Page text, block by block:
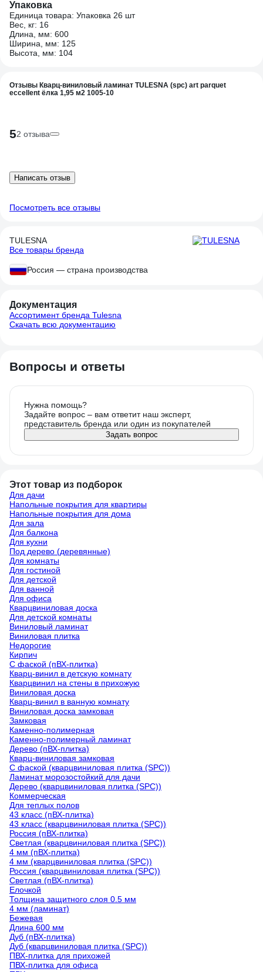
Упаковка
Единица товара: Упаковка 26 шт
Вес, кг: 16
Длина, мм: 600
Ширина, мм: 125
Высота, мм: 104
Отзывы Кварц-виниловый ламинат TULESNA (spc) art parquet
eccellent ёлка 1,95 м2 1005-10
52 отзыва
Написать отзыв
Посмотреть все отзывы
TULESNA
Все товары бренда
Россия — страна производства
Документация
Ассортимент бренда Tulesna
Скачать всю документацию
Вопросы и ответы
Нужна помощь?
Задайте вопрос – вам ответит наш эксперт,
представитель бренда или один из покупателей
Задать вопрос
Этот товар из подборок
Для дачи
Напольные покрытия для квартиры
Напольные покрытия для дома
Для зала
Для балкона
Для кухни
Под дерево (деревянные)
Для комнаты
Для гостиной
Для детской
Для ванной
Для офиса
Кварцвиниловая доска
Для детской комнаты
Виниловый ламинат
Виниловая плитка
Недорогие
Кирпич
С фаской (пВХ-плитка)
Кварц-винил в детскую комнату
Кварцвинил на стены в прихожую
Виниловая доска
Кварц-винил в ванную комнату
Виниловая доска замковая
Замковая
Каменно-полимерная
Каменно-полимерный ламинат
Дерево (пВХ-плитка)
Кварц-виниловая замковая
С фаской (кварцвиниловая плитка (SPC))
Ламинат морозостойкий для дачи
Дерево (кварцвиниловая плитка (SPC))
Коммерческая
Для теплых полов
43 класс (пВХ-плитка)
43 класс (кварцвиниловая плитка (SPC))
Россия (пВХ-плитка)
Светлая (кварцвиниловая плитка (SPC))
4 мм (пВХ-плитка)
4 мм (кварцвиниловая плитка (SPC))
Россия (кварцвиниловая плитка (SPC))
Светлая (пВХ-плитка)
Елочкой
Толщина защитного слоя 0.5 мм
4 мм (ламинат)
Бежевая
Длина 600 мм
Дуб (пВХ-плитка)
Дуб (кварцвиниловая плитка (SPC))
ПВХ-плитка для прихожей
ПВХ-плитка для офиса